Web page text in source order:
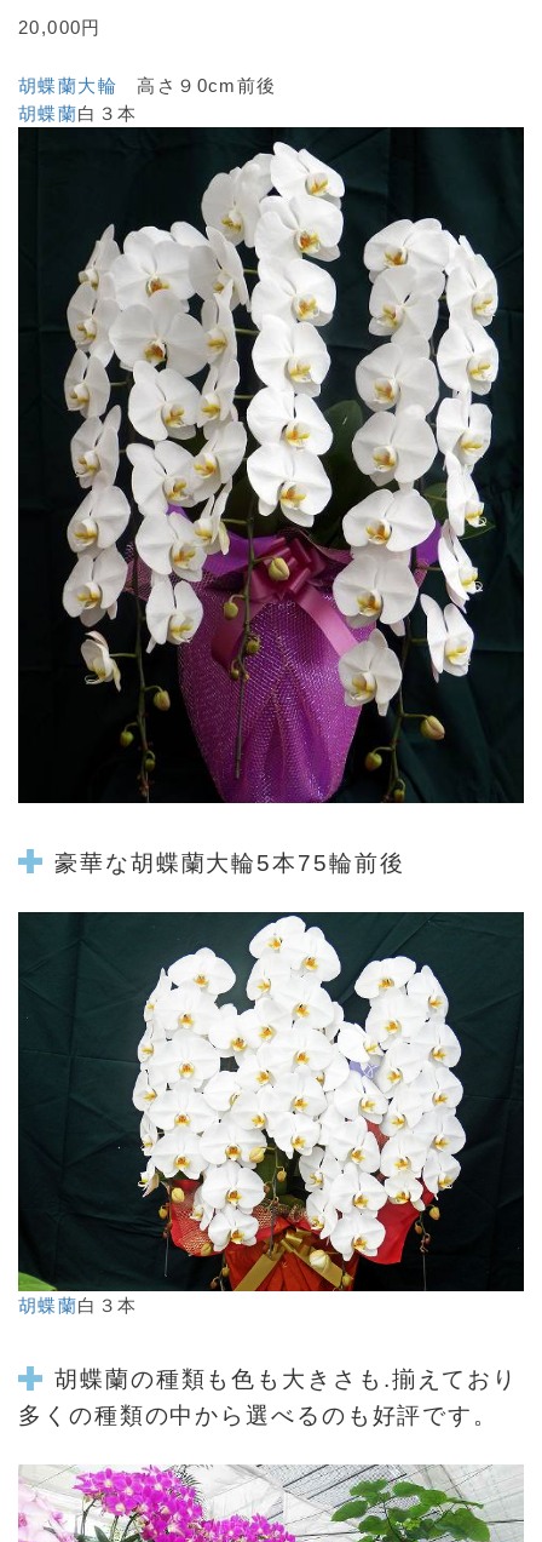
20,000円
胡蝶蘭大輪高さ９0cm前後
胡蝶蘭白３本
豪華な胡蝶蘭大輪5本75輪前後
胡蝶蘭白３本
胡蝶蘭の種類も色も大きさも.揃えており
多くの種類の中から選べるのも好評です。